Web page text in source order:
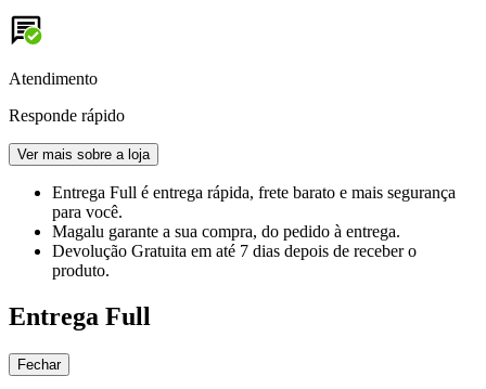
Atendimento
Responde rápido
Ver mais sobre a loja
Entrega Full é entrega rápida, frete barato e mais segurança
para você.
Magalu garante a sua compra, do pedido à entrega.
Devolução Gratuita em até 7 dias depois de receber o
produto.
Entrega Full
Fechar